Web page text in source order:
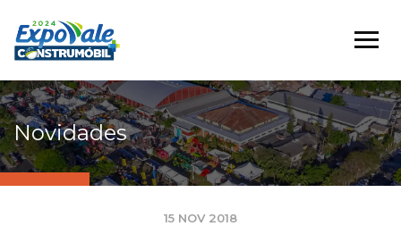
Novidades
15 NOV 2018